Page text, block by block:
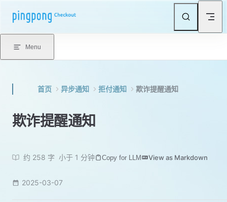
Skip to content
Menu
首页 异步通知 拒付通知 欺诈提醒通知
欺诈提醒通知
约 258 字 小于 1 分钟 Copy for LLM View as Markdown
2025-03-07